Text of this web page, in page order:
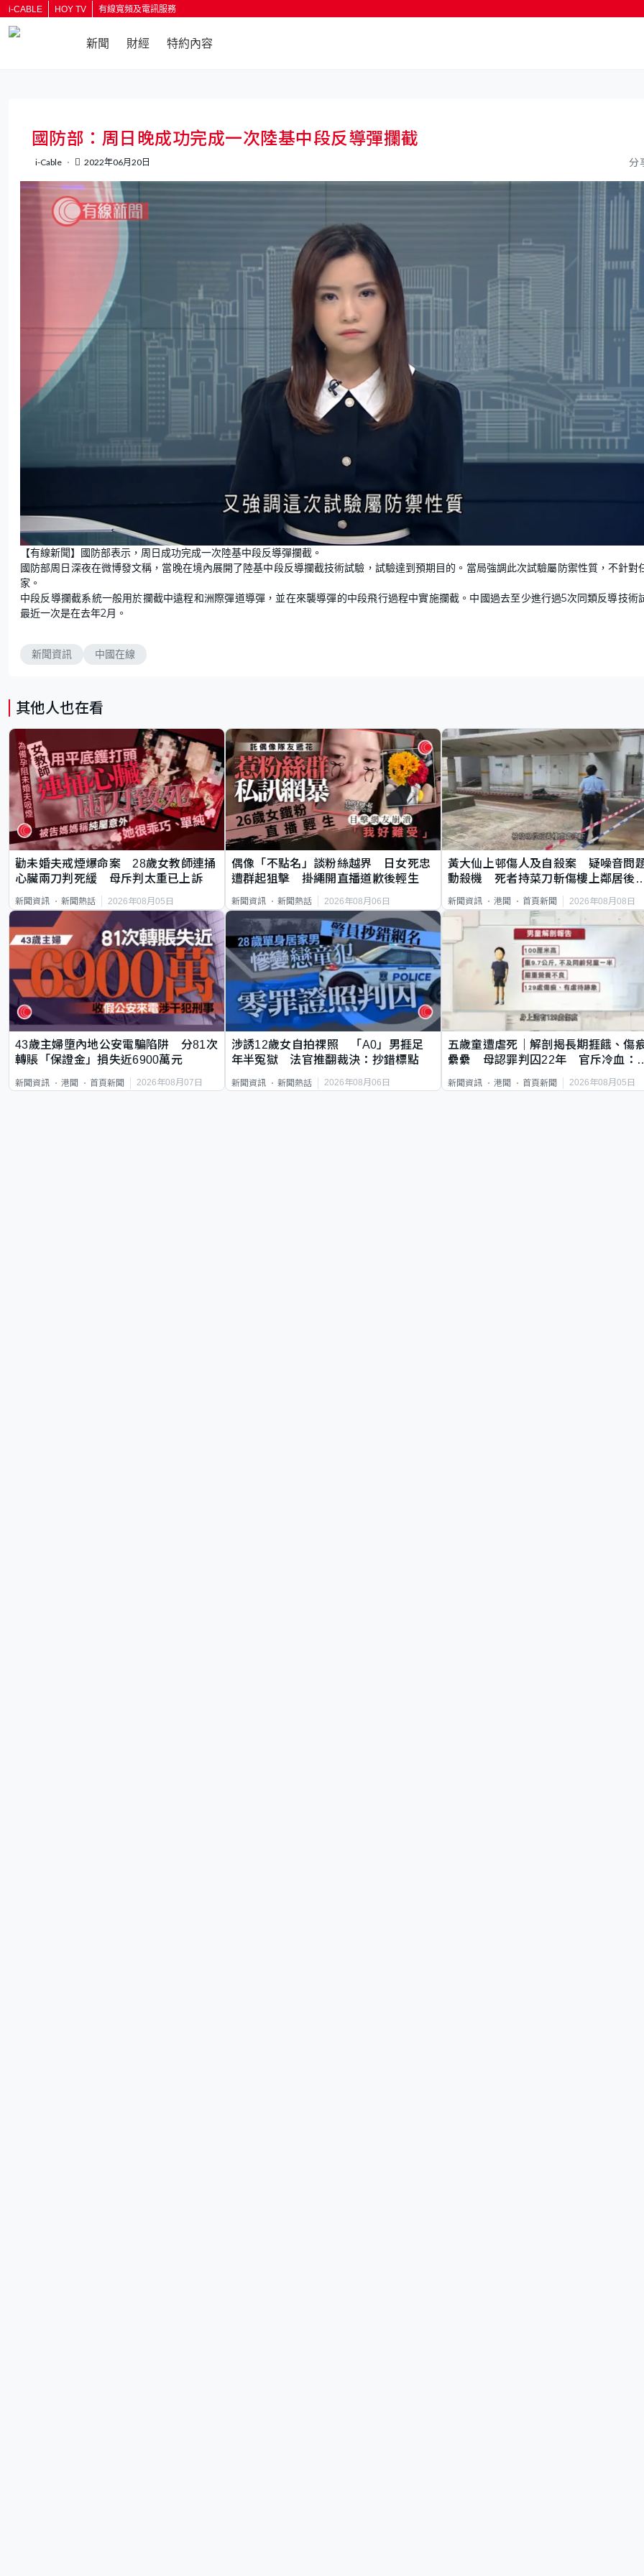
i-CABLE HOY TV 有線寬頻及電訊服務
新聞 財經 特約內容
國防部：周日晚成功完成一次陸基中段反導彈攔截
i-Cable 2022年06月20日 分
n
m
u
t
e
o
a
d
e
d
2
.
【有線新聞】國防部表示，周日成功完成一次陸基中段反導彈攔截。
國防部周日深夜在微博發文稱，當晚在境內展開了陸基中段反導攔截技術試驗，試驗達到預期目的。當局強調此次試驗屬防禦性質，不針對
家。
中段反導攔截系統一般用於攔截中遠程和洲際彈道導彈，並在來襲導彈的中段飛行過程中實施攔截。中國過去至少進行過5次同類反導技術
最近一次是在去年2月。
新聞資訊 中國在線
其他人也在看
勸未婚夫戒煙爆命案 28歲女教師連捅
心臟兩刀判死緩 母斥判太重已上訴
新聞資訊 新聞熱話 2026年08月05日
偶像「不點名」談粉絲越界 日女死忠
遭群起狙擊 掛繩開直播道歉後輕生
新聞資訊 新聞熱話 2026年08月06日
黃大仙上邨傷人及自殺案 疑噪音問
動殺機 死者持菜刀斬傷樓上鄰居後
新聞資訊 港聞 首頁新聞 2026年08月08日
43歲主婦墮內地公安電騙陷阱 分81次
轉賬「保證金」損失近6900萬元
新聞資訊 港聞 首頁新聞 2026年08月07日
涉誘12歲女自拍祼照 「A0」男捱足
年半冤獄 法官推翻裁決：抄錯標點
新聞資訊 新聞熱話 2026年08月06日
五歲童遭虐死｜解剖揭長期捱餓、傷
纍纍 母認罪判囚22年 官斥冷血：
新聞資訊 港聞 首頁新聞 2026年08月05日